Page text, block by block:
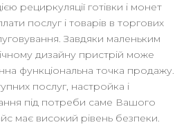
рециркуляції готівки і монет
послуг і товарів в торгових
Завдяки маленьким
дизайну пристрій може
функціональна точка продажу.
послуг, настройка і
під потреби саме Вашого
має високий рівень безпеки.